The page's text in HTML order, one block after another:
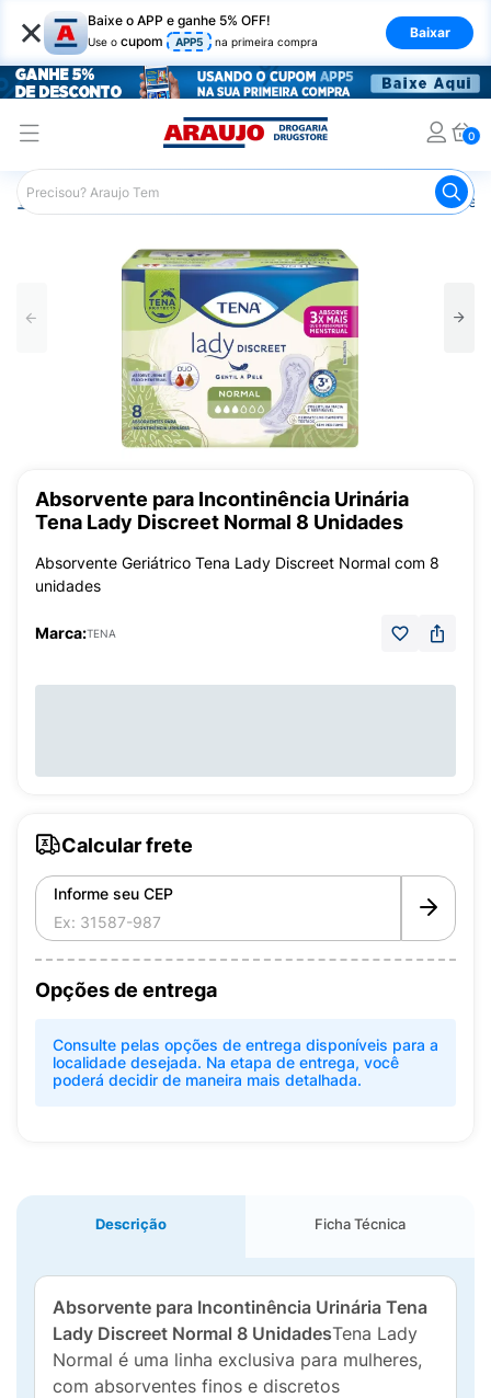
× Baixe o APP e ganhe 5% OFF!
Use o cupom APP5 na primeira compra
Baixar
0
Araujo Saúde e Bem Estar
Absorvente para Incontinência Urinária
Tena Lady Discreet Normal 8 Unidades
Absorvente Geriátrico Tena Lady Discreet Normal com 8
unidades
Marca:TENA
Calcular frete
Informe seu CEP
Opções de entrega
Consulte pelas opções de entrega disponíveis para a
localidade desejada. Na etapa de entrega, você
poderá decidir de maneira mais detalhada.
Descrição Ficha Técnica
Absorvente para Incontinência Urinária Tena
Lady Discreet Normal 8 UnidadesTena Lady
Normal é uma linha exclusiva para mulheres,
com absorventes finos e discretos